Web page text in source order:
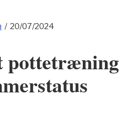
/ 20/07/2024
pottetræning